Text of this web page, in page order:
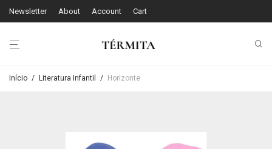
Newsletter About Account Cart
Início / Literatura Infantil / Horizonte